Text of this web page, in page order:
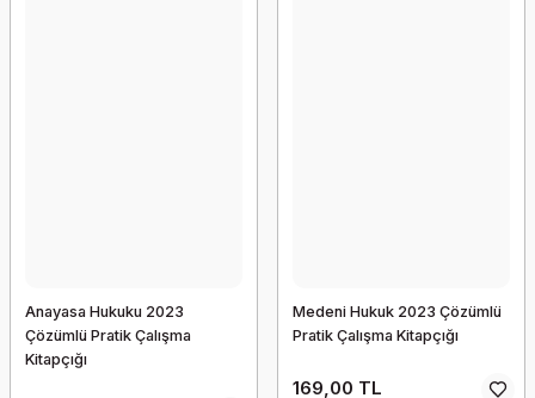
Anayasa Hukuku 2023
Çözümlü Pratik Çalışma
Kitapçığı
Medeni Hukuk 2023 Çözümlü
Pratik Çalışma Kitapçığı
169,00 TL